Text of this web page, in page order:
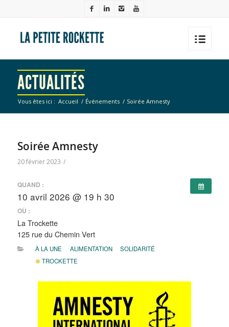
ACTUALITÉS
Vous êtes ici : Accueil / Événements / Soirée Amnesty
Soirée Amnesty
20 février 2023 /
QUAND :
10 avril 2026 @ 19 h 30
OÙ :
La Trockette
125 rue du Chemin Vert
À LA UNE ALIMENTATION
SOLIDARITÉ
TROCKETTE